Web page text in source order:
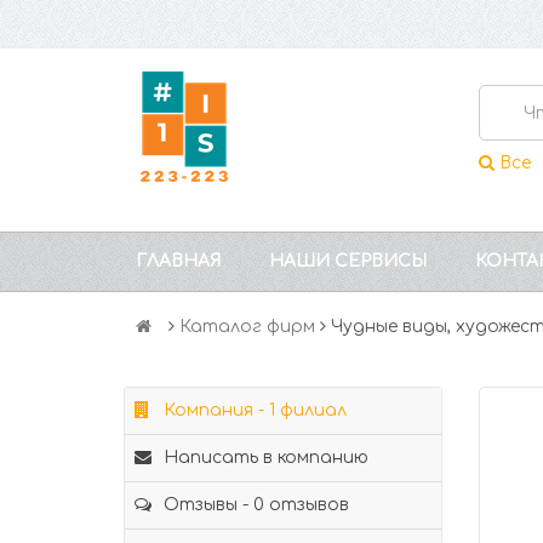
Все
ГЛАВНАЯ НАШИ СЕРВИСЫ
Каталог фирм Чудные виды,
Компания - 1 филиал
Написать в компанию
Отзывы - 0 отзывов